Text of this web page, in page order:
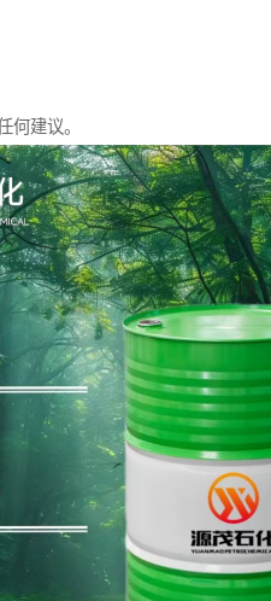
何建议。